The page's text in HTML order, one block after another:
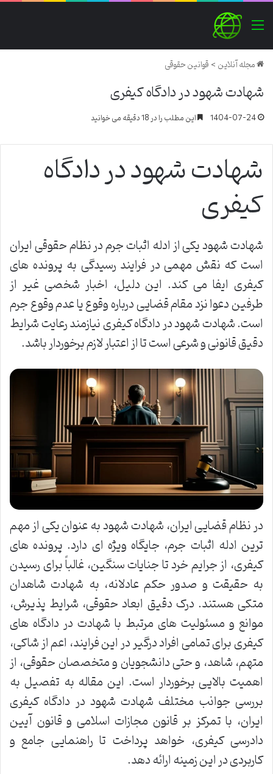
منو
مجله آنلاین>قوانین حقوقی
شهادت شهود در دادگاه کیفری
1404-07-24 این مطلب را در 18 دقیقه می خوانید
شهادت شهود در دادگاه
کیفری
شهادت شهود یکی از ادله اثبات جرم در نظام حقوقی ایران
است که نقش مهمی در فرایند رسیدگی به پرونده های
کیفری ایفا می کند. این دلیل، اخبار شخصی غیر از
طرفین دعوا نزد مقام قضایی درباره وقوع یا عدم وقوع جرم
است. شهادت شهود در دادگاه کیفری نیازمند رعایت شرایط
دقیق قانونی و شرعی است تا از اعتبار لازم برخوردار باشد.
در نظام قضایی ایران، شهادت شهود به عنوان یکی از مهم
ترین ادله اثبات جرم، جایگاه ویژه ای دارد. پرونده های
کیفری، از جرایم خرد تا جنایات سنگین، غالباً برای رسیدن
به حقیقت و صدور حکم عادلانه، به شهادت شاهدان
متکی هستند. درک دقیق ابعاد حقوقی، شرایط پذیرش،
موانع و مسئولیت های مرتبط با شهادت در دادگاه های
کیفری برای تمامی افراد درگیر در این فرایند، اعم از شاکی،
متهم، شاهد، و حتی دانشجویان و متخصصان حقوقی، از
اهمیت بالایی برخوردار است. این مقاله به تفصیل به
بررسی جوانب مختلف شهادت شهود در دادگاه کیفری
ایران، با تمرکز بر قانون مجازات اسلامی و قانون آیین
دادرسی کیفری، خواهد پرداخت تا راهنمایی جامع و
کاربردی در این زمینه ارائه دهد.